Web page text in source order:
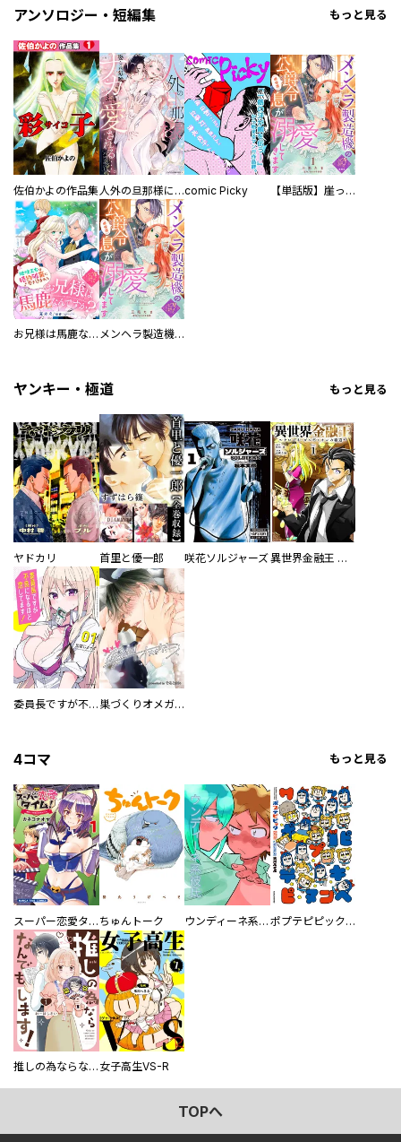
アンソロジー・短編集 もっと見る
佐伯かよの作品集 人外の旦那様に娶られ毎晩ナカまで愛される…。アンソロジーcomic Picky 【単話版】崖っぷち令嬢ですが、意地と策略で幸せになります！シリーズ
お兄様は馬鹿なんですか？～地味王女は婚約破棄に巻き込まれる～ メンヘラ製造機の公爵令息（過保護）が溺愛してきます
ヤンキー・極道 もっと見る
ヤドカリ 首里と優一郎 咲花ソルジャーズ 異世界金融王 ～クローネ・ゴルディオンの覇道～
委員長ですが不良になるほど恋してます！ 巣づくりオメガバース
4コマ もっと見る
スーパー恋愛タイム！～現場でドＳな彼女は自宅でデレる～ ちゅんトーク ウンディーネ系彼氏 ポプテピピック SEASON EIGHT
推しの為ならなんでもします！ 女子高生VS-R
TOPへ